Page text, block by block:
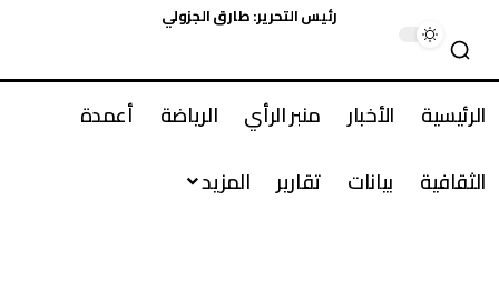
رئيس التحرير: طارق الجزولي
الرئيسية الأخبار منبر الرأي الرياضة
أعمدة
الثقافية
بيانات تقارير المزيد